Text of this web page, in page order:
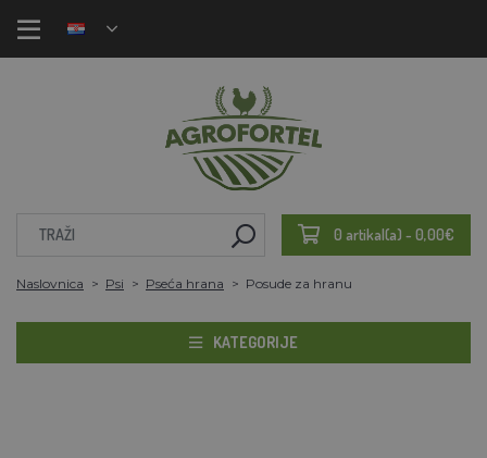
0 artikal(a) - 0,00€
Naslovnica Psi Pseća hrana Posude za hranu
KATEGORIJE